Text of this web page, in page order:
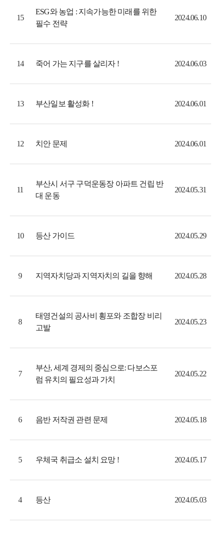
15
ESG와 농업 : 지속가능한 미래를 위한
필수 전략
2024.06.10
14 죽어 가는 지구를 살리자 ! 2024.06.03
13 부산일보 활성화 ! 2024.06.01
12 치안 문제 2024.06.01
11
부산시 서구 구덕운동장 아파트 건립 반
대 운동
2024.05.31
10 등산 가이드 2024.05.29
9 지역자치당과 지역자치의 길을 향해 2024.05.28
8
태영건설의 공사비 횡포와 조합장 비리
고발
2024.05.23
7
부산, 세계 경제의 중심으로: 다보스포
럼 유치의 필요성과 가치
2024.05.22
6 음반 저작권 관련 문제 2024.05.18
5 우체국 취급소 설치 요망 ! 2024.05.17
4 등산 2024.05.03